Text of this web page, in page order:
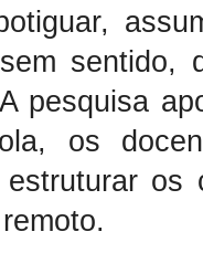
sentido,
pesquisa
os